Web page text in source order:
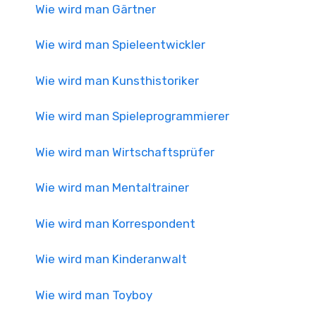
Wie wird man Gärtner
Wie wird man Spieleentwickler
Wie wird man Kunsthistoriker
Wie wird man Spieleprogrammierer
Wie wird man Wirtschaftsprüfer
Wie wird man Mentaltrainer
Wie wird man Korrespondent
Wie wird man Kinderanwalt
Wie wird man Toyboy